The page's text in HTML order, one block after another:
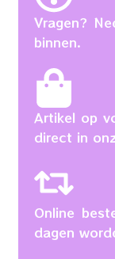
Vragen?
binnen.
Artikel op
direct in
Online
dagen